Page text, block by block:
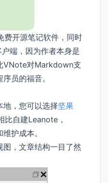
开源笔记软件，同时
端，因为作者本身是
VNote对Markdown支
员的福音。
，您可以选择坚果
比自建Leanote，
护成本。
，文章结构一目了然